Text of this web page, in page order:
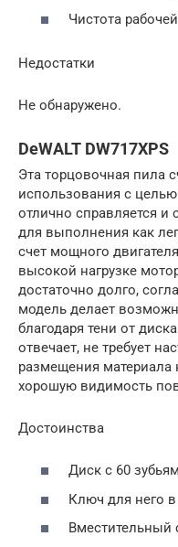
Чистота
Недостатки
Не обнаружено.
DeWALT DW717XPS
Эта торцовочная пила
использования с
отлично справляется
для выполнения как
счет мощного
высокой нагрузке
достаточно долго,
модель делает
благодаря тени от
отвечает, не требует
размещения материала
хорошую видимость
Достоинства
Диск с 60
Ключ для него в
Вместительный